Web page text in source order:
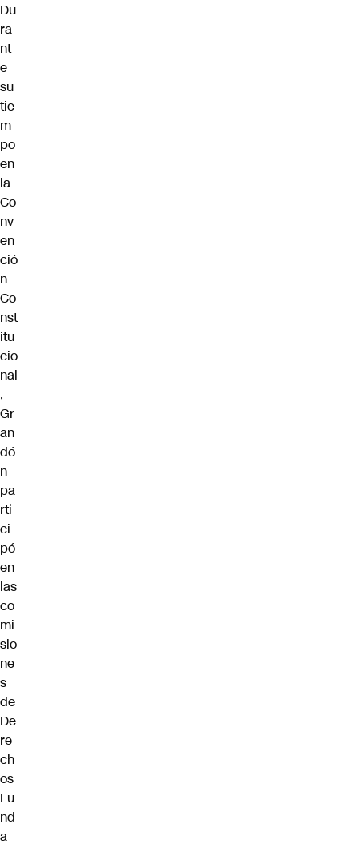
Du
ra
nt
e
su
tie
m
po
en
la
Co
nv
en
ció
n
Co
nst
itu
cio
nal
,
Gr
an
dó
n
pa
rti
ci
pó
en
las
co
mi
sio
ne
s
de
De
re
ch
os
Fu
nd
a